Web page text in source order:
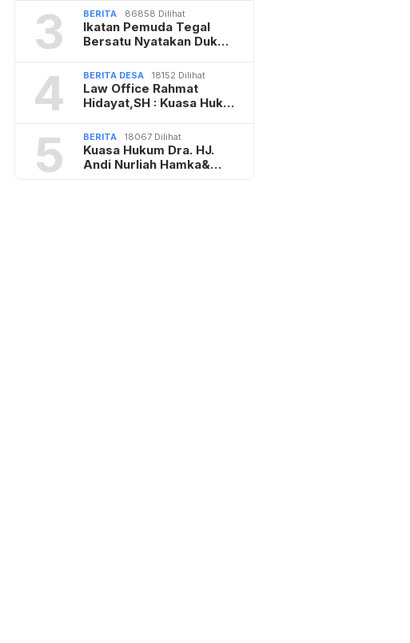
3 BERITA 86858 Dilihat
Ikatan Pemuda Tegal
Bersatu Nyatakan Duk…
4 BERITA DESA 18152 Dilihat
Law Office Rahmat
Hidayat,SH : Kuasa Huk…
5 BERITA 18067 Dilihat
Kuasa Hukum Dra. HJ.
Andi Nurliah Hamka&…